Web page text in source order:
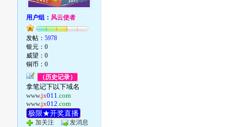
用户组： 风云使者
发帖：5978
银元：0
威望：0
铜币：0
（历史记录）
拿笔记下以下域名
www.jx011.com
www.jx012.com
极限★开奖直播
加关注 发消息